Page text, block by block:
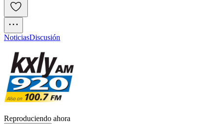
NoticiasDiscusión
Reproduciendo ahora